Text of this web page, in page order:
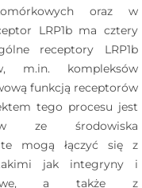
oraz w
LRP1b ma cztery
receptory LRP1b
m.in. kompleksów
funkcją receptorów
tego procesu jest
ze środowiska
te mogą łączyć się z
jak integryny i
a także z